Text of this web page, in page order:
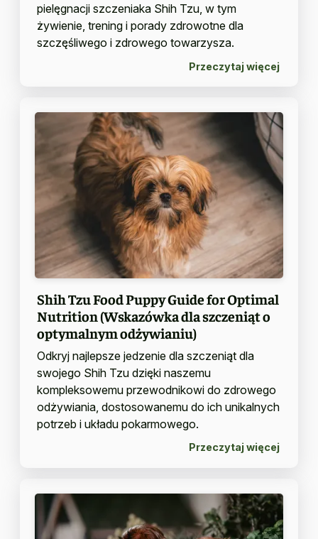
pielęgnacji szczeniaka Shih Tzu, w tym
żywienie, trening i porady zdrowotne dla
szczęśliwego i zdrowego towarzysza.
Przeczytaj więcej
Shih Tzu Food Puppy Guide for Optimal
Nutrition (Wskazówka dla szczeniąt o
optymalnym odżywianiu)
Odkryj najlepsze jedzenie dla szczeniąt dla
swojego Shih Tzu dzięki naszemu
kompleksowemu przewodnikowi do zdrowego
odżywiania, dostosowanemu do ich unikalnych
potrzeb i układu pokarmowego.
Przeczytaj więcej